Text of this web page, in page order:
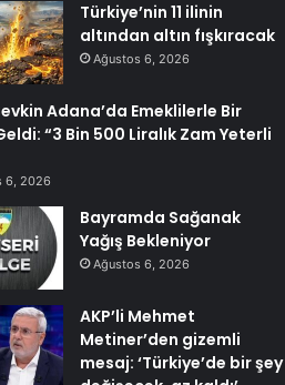
Türkiye’nin 11 ilinin
altından altın fışkıracak
Ağustos 6, 2026
Adana’da Emeklilerle Bir
“3 Bin 500 Liralık Zam Yeterli
6, 2026
Bayramda Sağanak
Yağış Bekleniyor
Ağustos 6, 2026
AKP’li Mehmet
Metiner’den gizemli
mesaj: ‘Türkiye’de bir şey